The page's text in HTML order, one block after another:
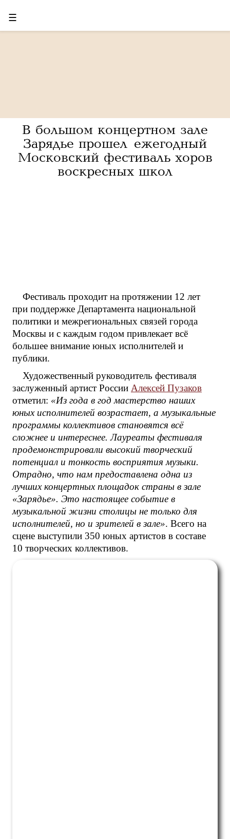
☰
В большом концертном зале
Зарядье прошел ежегодный
Московский фестиваль хоров
воскресных школ
Фестиваль проходит на протяжении 12 лет
при поддержке Департамента национальной
политики и межрегиональных связей города
Москвы и с каждым годом привлекает всё
большее внимание юных исполнителей и
публики.
Художественный руководитель фестиваля
заслуженный артист России Алексей Пузаков
отметил: «Из года в год мастерство наших
юных исполнителей возрастает, а музыкальные
программы коллективов становятся всё
сложнее и интереснее. Лауреаты фестиваля
продемонстрировали высокий творческий
потенциал и тонкость восприятия музыки.
Отрадно, что нам предоставлена одна из
лучших концертных площадок страны в зале
«Зарядье». Это настоящее событие в
музыкальной жизни столицы не только для
исполнителей, но и зрителей в зале». Всего на
сцене выступили 350 юных артистов в составе
10 творческих коллективов.